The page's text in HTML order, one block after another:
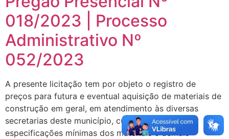
018/2023 | Processo
Administrativo Nº
052/2023
A presente licitação tem por objeto o registro de
preços para futura e eventual aquisição de materiais de
construção em geral, em atendimento às diversas
secretarias deste município, cujos quantitativos,
especificações mínimas dos materiais e demais